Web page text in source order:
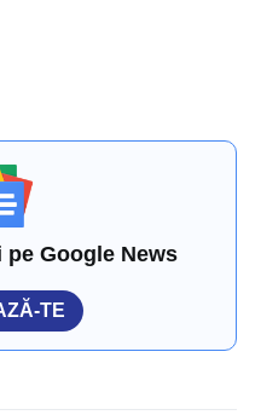
Google News
TE